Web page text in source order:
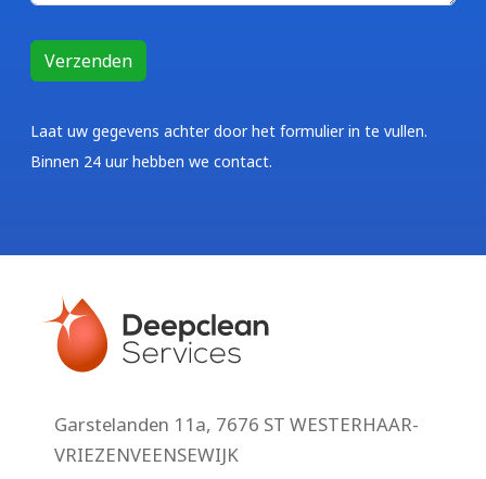
Laat uw gegevens achter door het formulier in te vullen.
Binnen 24 uur hebben we contact.
Garstelanden 11a, 7676 ST WESTERHAAR-
VRIEZENVEENSEWIJK